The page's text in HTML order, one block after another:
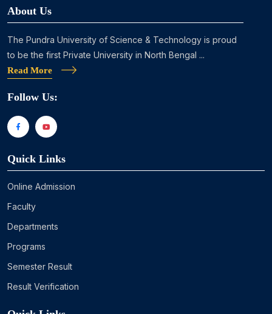
About Us
The Pundra University of Science & Technology is proud
to be the first Private University in North Bengal ...
Read More
Follow Us:
Quick Links
Online Admission
Faculty
Departments
Programs
Semester Result
Result Verification